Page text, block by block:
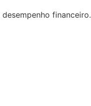
financeiro.